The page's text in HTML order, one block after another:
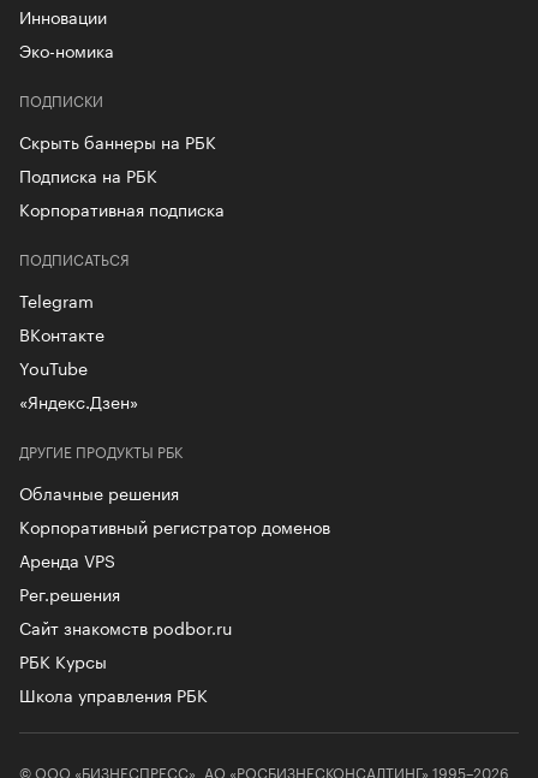
Инновации
Эко-номика
ПОДПИСКИ
Скрыть баннеры на РБК
Подписка на РБК
Корпоративная подписка
ДРУГИЕ ПРОДУКТЫ РБК
Облачные решения
Корпоративный регистратор доменов
Аренда VPS
Рег.решения
Сайт знакомств podbor.ru
РБК Курсы
Школа управления РБК
ПОДПИСАТЬСЯ
Telegram
ВКонтакте
YouTube
«Яндекс.Дзен»
© ООО «БИЗНЕСПРЕСС», АО «РОСБИЗНЕСКОНСАЛТИНГ» 1995–2026